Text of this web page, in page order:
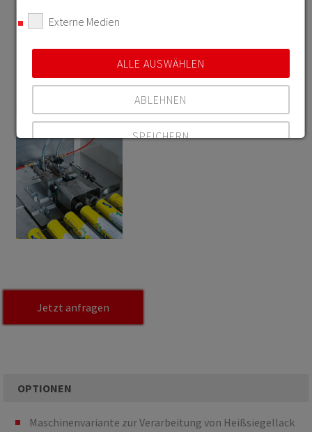
Jetzt anfragen
OPTIONEN
Maschinenvariante zur Verarbeitung von ­Heißsiegellack
Externe Medien
ALLE AUSWÄHLEN
ABLEHNEN
SPEICHERN
Impressum